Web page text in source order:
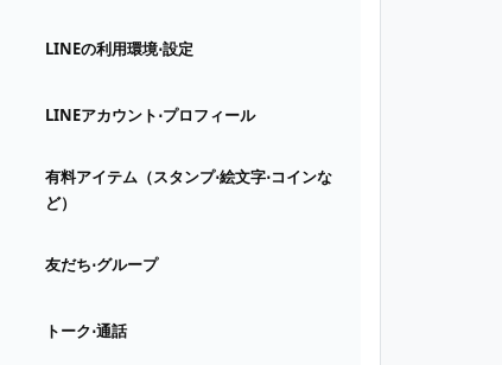
LINEの利用環境⋅設定
LINEアカウント⋅プロフィール
有料アイテム（スタンプ⋅絵文字⋅コインな
ど）
友だち⋅グループ
トーク⋅通話